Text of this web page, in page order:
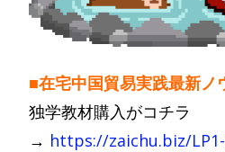
■在宅中国貿易実践最新ノ
独学教材購入がコチラ
→ https://zaichu.biz/